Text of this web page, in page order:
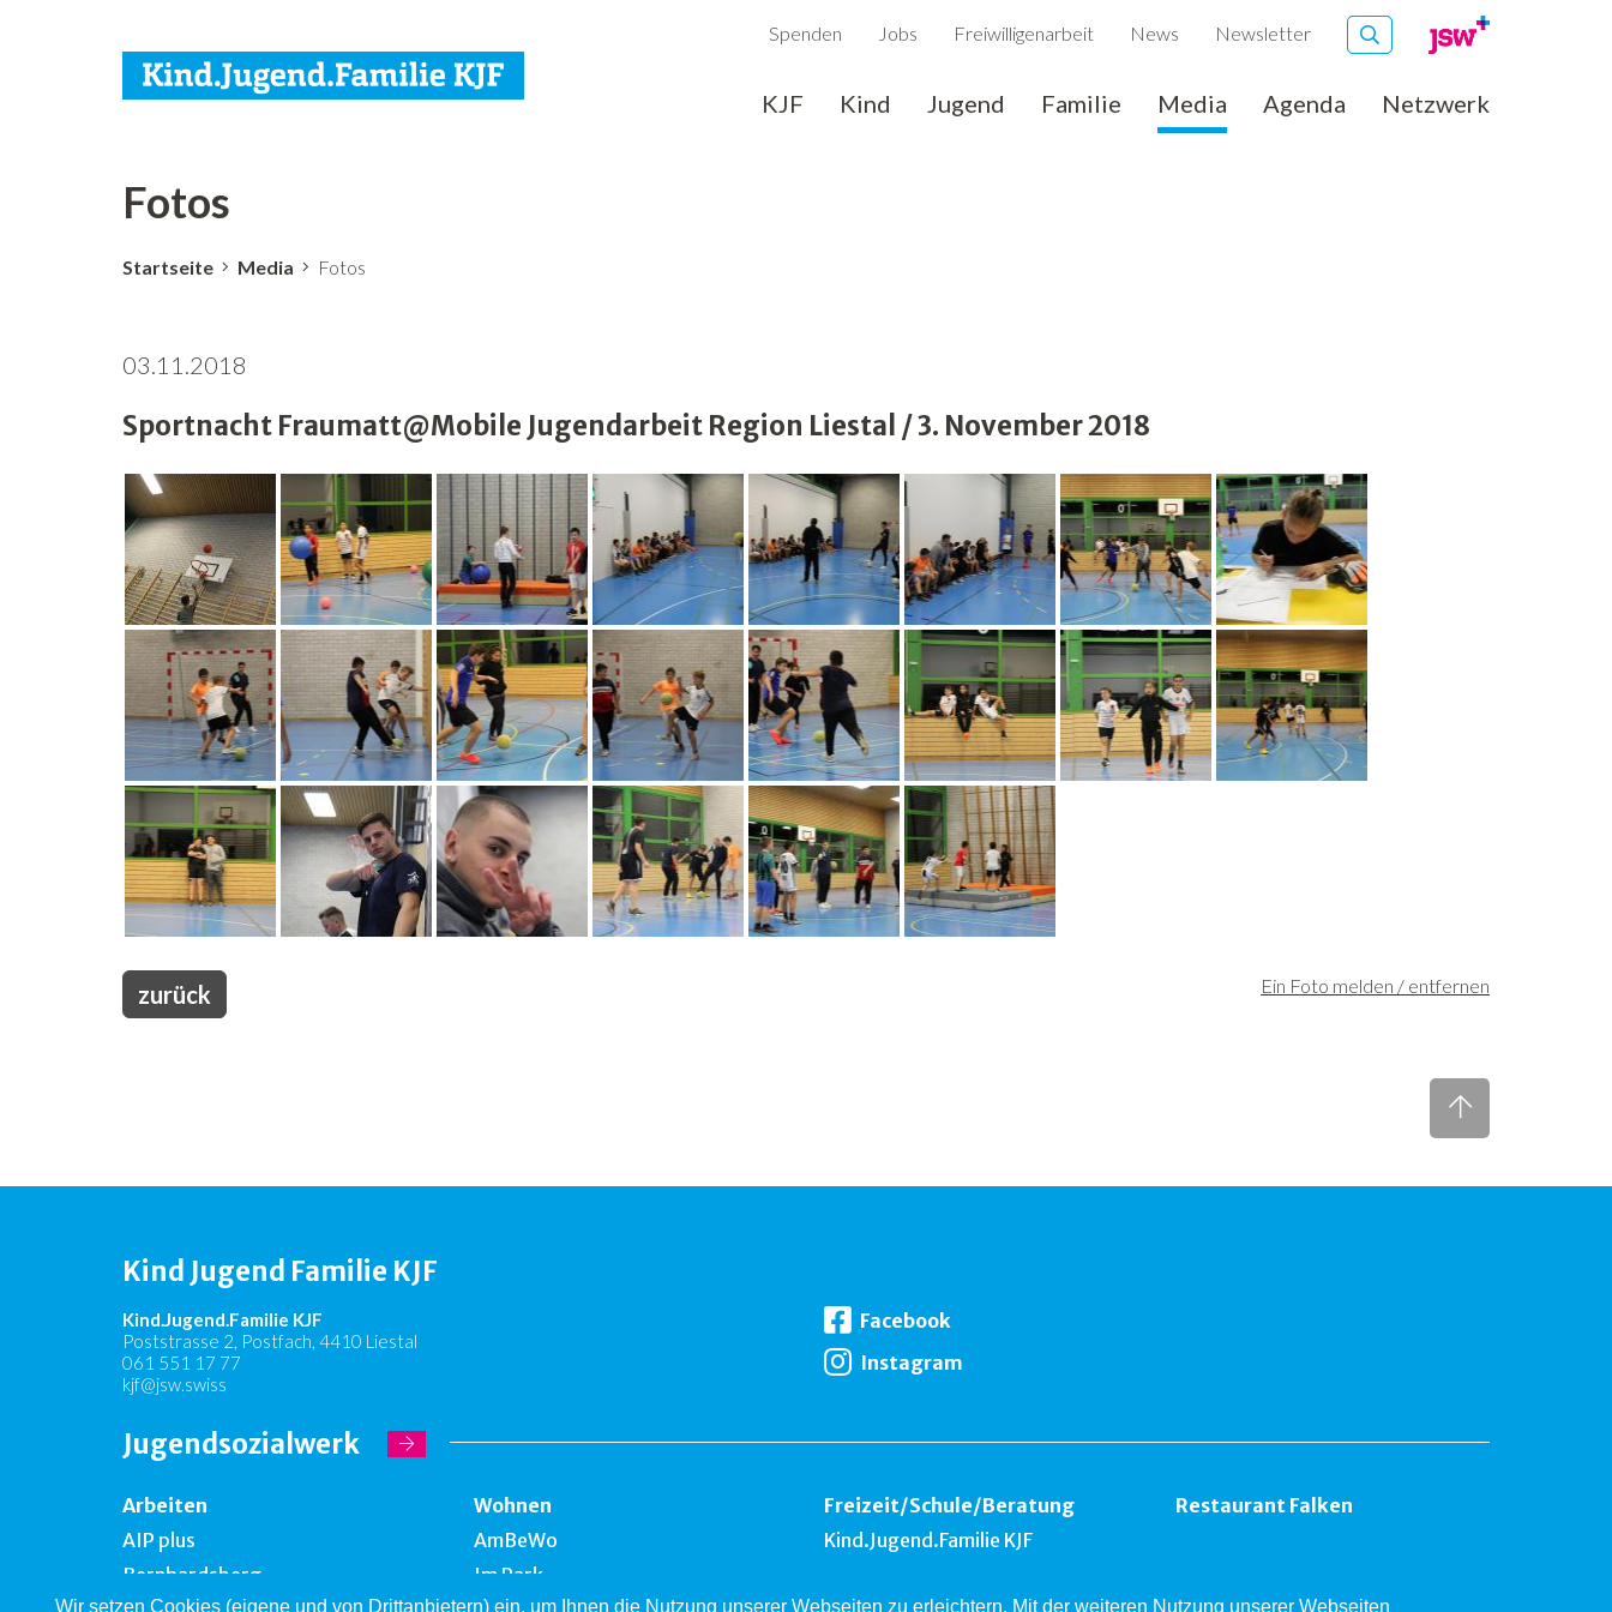
Wir setzen Cookies (eigene und von Drittanbietern) ein, um Ihnen die Nutzung unserer Webseiten zu erleichtern. Mit der weiteren Nutzung unserer Webseiten
Spenden Jobs Freiwilligenarbeit News Newsletter
KJF Kind Jugend Familie Media Agenda Netzwerk
Fotos
Startseite Media Fotos
03.11.2018
Sportnacht Fraumatt@Mobile Jugendarbeit Region Liestal / 3. November 2018
Ein Foto melden / entfernen
zurück
Kind Jugend Familie KJF
Kind.Jugend.Familie KJF
Poststrasse 2, Postfach, 4410 Liestal
061 551 17 77
kjf@jsw.swiss
Facebook
Instagram
Jugendsozialwerk
Arbeiten
AIP plus
Bernhardsberg
Wohnen
AmBeWo
Im Park
Freizeit/Schule/Beratung
Kind.Jugend.Familie KJF
Restaurant Falken